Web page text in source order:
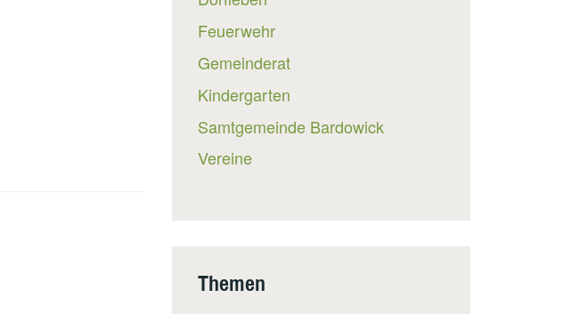
Feuerwehr
Gemeinderat
Kindergarten
Samtgemeinde Bardowick
Vereine
Themen